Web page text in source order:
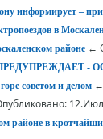
информирует –
в
районе ←
советом и делом
районе в